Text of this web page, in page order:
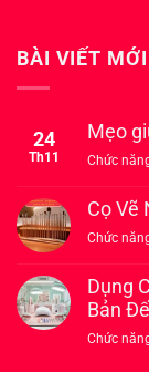
BÀI VIẾT MỚI
24
Th11
Mẹo
Chức
Cọ Vẽ
Chức
Dụng
Bản
Chức